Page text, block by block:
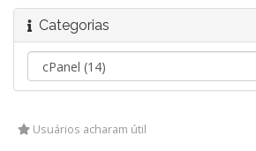
Categorias
Usuários acharam útil